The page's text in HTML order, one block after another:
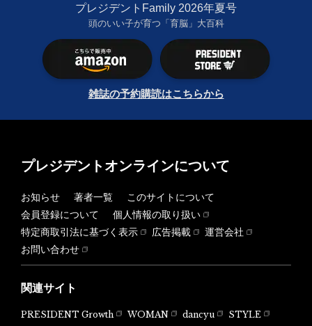
プレジデントFamily 2026年夏号
頭のいい子が育つ「育脳」大百科
雑誌の予約購読はこちらから
プレジデントオンラインについて
お知らせ 著者一覧
このサイトについて
会員登録について
個人情報の取り扱い
特定商取引法に基づく表示
広告掲載
運営会社
お問い合わせ
関連サイト
PRESIDENT Growth WOMAN dancyu
STYLE